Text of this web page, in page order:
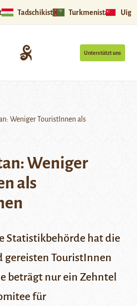
Tadschikistan Turkmenistan
Unterstützt uns
Weniger TouristInnen als
Weniger
als
Statistikbehörde hat die
gereisten TouristInnen
beträgt nur ein Zehntel
für